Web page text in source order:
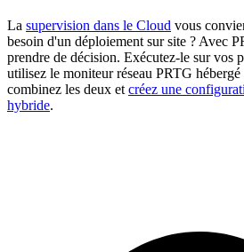
La supervision dans le Cloud vous
besoin d'un déploiement sur site ? Avec
prendre de décision. Exécutez-le sur vos
utilisez le moniteur réseau PRTG
combinez les deux et créez une
hybride.